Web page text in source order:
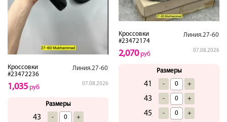
Кроссовки
#23472236
Линия.27-60
07.08.2026
1,035 руб
Размеры
43 - +
Кроссовки
#23472174
Линия.27-60
07.08.2026
2,070руб
Размеры
41 - +
43 - +
45 - +